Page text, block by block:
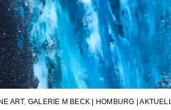
ART, GALERIE M BECK | HOMBURG | AKTUELL